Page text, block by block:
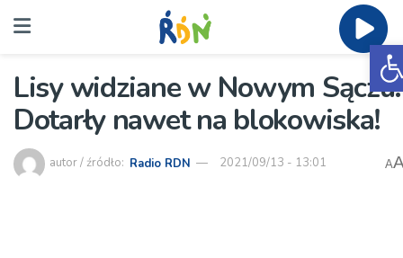
Lisy widziane w Nowym Sączu.
Dotarły nawet na blokowiska!
autor / źródło: Radio RDN 2021/09/13 - 13:01 A